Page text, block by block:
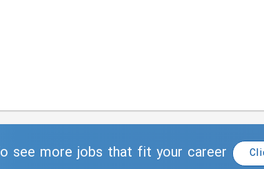
see more jobs that fit your career